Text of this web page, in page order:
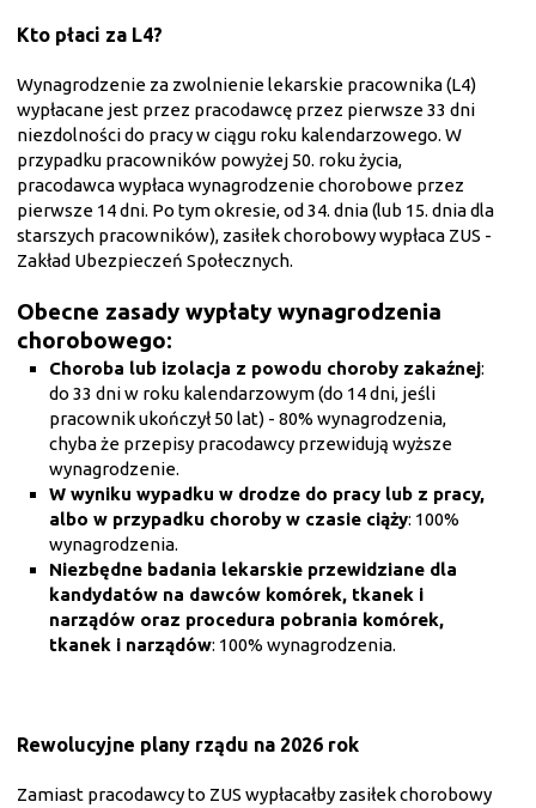
Kto płaci za L4?
Wynagrodzenie za zwolnienie lekarskie pracownika (L4)
wypłacane jest przez pracodawcę przez pierwsze 33 dni
niezdolności do pracy w ciągu roku kalendarzowego. W
przypadku pracowników powyżej 50. roku życia,
pracodawca wypłaca wynagrodzenie chorobowe przez
pierwsze 14 dni. Po tym okresie, od 34. dnia (lub 15. dnia dla
starszych pracowników), zasiłek chorobowy wypłaca ZUS -
Zakład Ubezpieczeń Społecznych.
Obecne zasady wypłaty wynagrodzenia
chorobowego:
Choroba lub izolacja z powodu choroby zakaźnej:
do 33 dni w roku kalendarzowym (do 14 dni, jeśli
pracownik ukończył 50 lat) - 80% wynagrodzenia,
chyba że przepisy pracodawcy przewidują wyższe
wynagrodzenie.
W wyniku wypadku w drodze do pracy lub z pracy,
albo w przypadku choroby w czasie ciąży: 100%
wynagrodzenia.
Niezbędne badania lekarskie przewidziane dla
kandydatów na dawców komórek, tkanek i
narządów oraz procedura pobrania komórek,
tkanek i narządów: 100% wynagrodzenia.
Rewolucyjne plany rządu na 2026 rok
Zamiast pracodawcy to ZUS wypłacałby zasiłek chorobowy